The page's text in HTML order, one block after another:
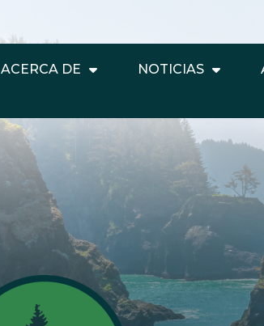
ACERCA DE NOTICIAS